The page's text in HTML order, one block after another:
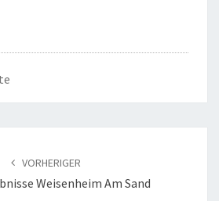
VORHERIGER
Weisenheim Am Sand